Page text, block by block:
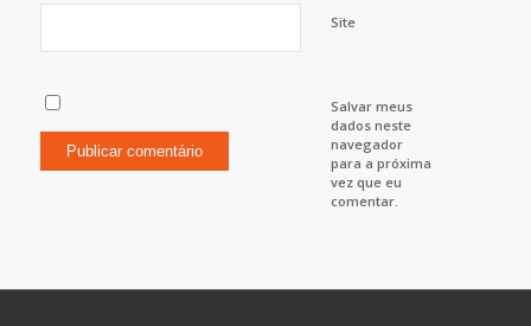
Site
Salvar meus
dados neste
navegador
para a próxima
vez que eu
comentar.